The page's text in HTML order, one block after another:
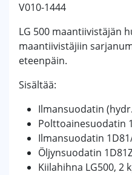
V010-1444
LG 500 maantiivistäjän
maantiivistäjiin
eteenpäin.
Sisältää:
Ilmansuodatin
Polttoainesuodatin
Ilmansuodatin
Öljynsuodatin
Kiilahihna LG500, 2